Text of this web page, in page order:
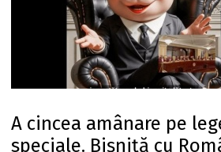
A cincea amânare pe
speciale. Bișniță cu